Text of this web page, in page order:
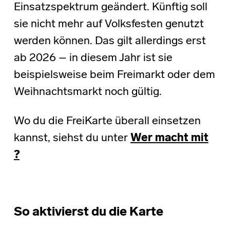
Einsatzspektrum geändert. Künftig soll
sie nicht mehr auf Volksfesten genutzt
werden können. Das gilt allerdings erst
ab 2026 – in diesem Jahr ist sie
beispielsweise beim Freimarkt oder dem
Weihnachtsmarkt noch gültig.
Wo du die FreiKarte überall einsetzen
kannst, siehst du unter Wer macht mit
?
So aktivierst du die Karte